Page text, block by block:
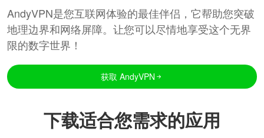
AndyVPN是您互联网体验的最佳伴侣，它帮助您突破
地理边界和网络屏障。让您可以尽情地享受这个无界
限的数字世界！
获取 AndyVPN
下载适合您需求的应用